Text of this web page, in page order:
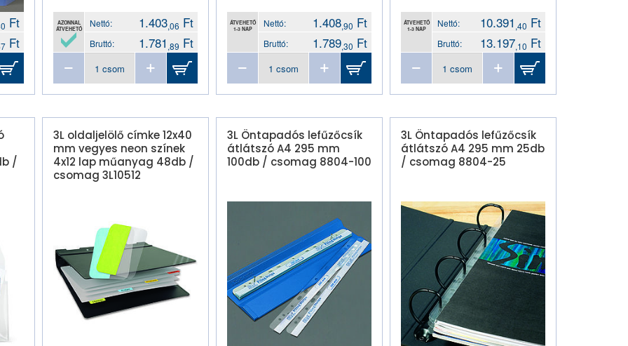
Ft
Ft
AZONNAL
ÁTVEHETŐ
Nettó: 1.403,06 Ft
Bruttó: 1.781 ,89 Ft
ÁTVEHETŐ
1-3 NAP
Nettó: 1.408,90 Ft
Bruttó: 1.789,30 Ft
ÁTVEHETŐ
1-3 NAP
Nettó: 10.391 ,40 Ft
Bruttó: 13.197,10 Ft
/
3L oldaljelölő címke 12x40
mm vegyes neon színek
4x12 lap műanyag 48db /
csomag 3L10512
3L Öntapadós lefűzőcsík
átlátszó A4 295 mm
100db / csomag 8804-100
3L Öntapadós lefűzőcsík
átlátszó A4 295 mm 25db
/ csomag 8804-25